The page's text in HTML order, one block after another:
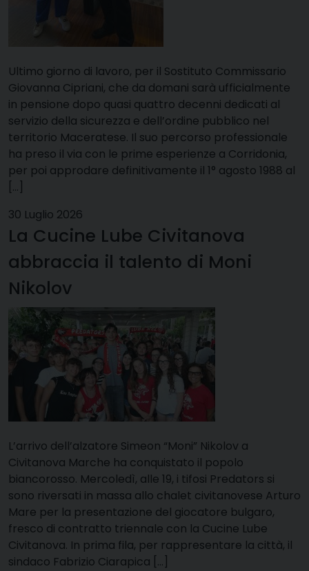
Ultimo giorno di lavoro, per il Sostituto Commissario
Giovanna Cipriani, che da domani sarà ufficialmente
in pensione dopo quasi quattro decenni dedicati al
servizio della sicurezza e dell’ordine pubblico nel
territorio Maceratese. Il suo percorso professionale
ha preso il via con le prime esperienze a Corridonia,
per poi approdare definitivamente il 1° agosto 1988 al
[…]
30 Luglio 2026
La Cucine Lube Civitanova
abbraccia il talento di Moni
Nikolov
L’arrivo dell’alzatore Simeon “Moni” Nikolov a
Civitanova Marche ha conquistato il popolo
biancorosso. Mercoledì, alle 19, i tifosi Predators si
sono riversati in massa allo chalet civitanovese Arturo
Mare per la presentazione del giocatore bulgaro,
fresco di contratto triennale con la Cucine Lube
Civitanova. In prima fila, per rappresentare la città, il
sindaco Fabrizio Ciarapica […]